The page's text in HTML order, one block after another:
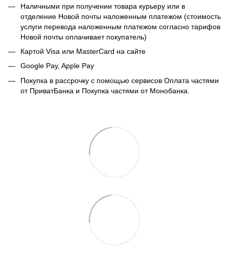
Наличными при получении товара курьеру или в
отделение Новой почты наложенным платежом (стоимость
услуги перевода наложенным платежом согласно тарифов
Новой почты оплачивает покупатель)
Картой Visa или MasterCard на сайте
Google Pay, Apple Pay
Покупка в рассрочку с помощью сервисов Оплата частями
от ПриватБанка и Покупка частями от Монобанка.